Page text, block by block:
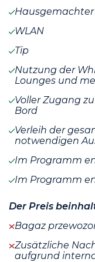
WLAN
Tip
Nutzung der
Lounges und
Voller Zugang
Bord
Verleih der
notwendigen
Im Programm
Im Programm
Der Preis
Bagaz
Zusätzliche
aufgrund